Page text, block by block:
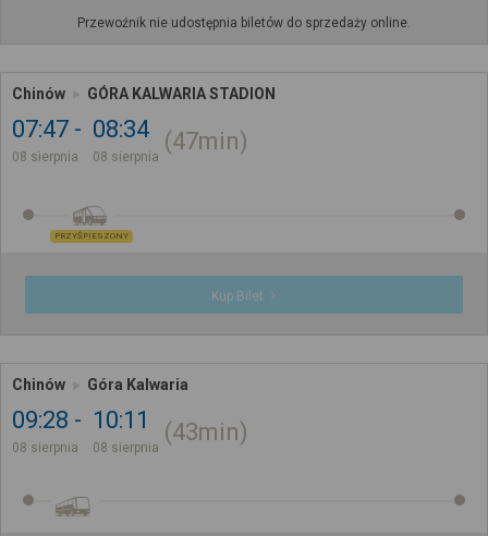
Przewoźnik nie udostępnia biletów do sprzedaży online.
Chinów GÓRA KALWARIA STADION
07:47
08 sierpnia
08:34
08 sierpnia
47min
PRZYŚPIESZONY
Kup Bilet
Chinów Góra Kalwaria
09:28
08 sierpnia
10:11
08 sierpnia
43min